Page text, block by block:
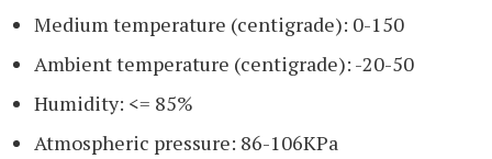
Medium temperature (centigrade): 0-150
Ambient temperature (centigrade): -20-50
Humidity: <= 85%
Atmospheric pressure: 86-106KPa